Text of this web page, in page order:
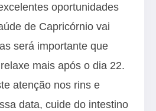
oportunidades
de Capricórnio vai
será importante que
mais após o dia 22.
atenção nos rins e
data, cuide do intestino